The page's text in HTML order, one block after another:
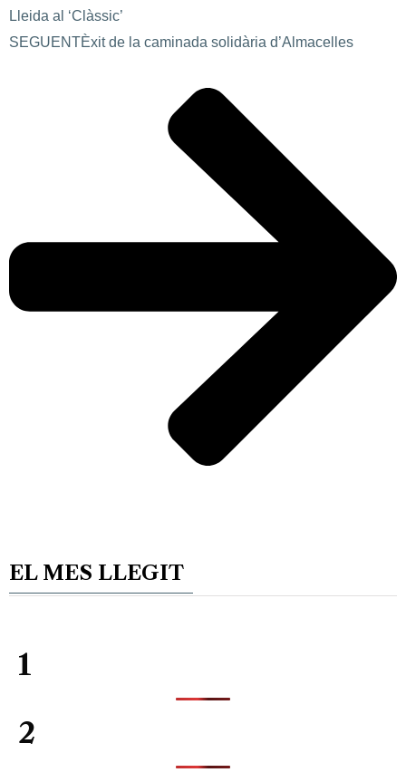
Lleida al ‘Clàssic’
SEGUENTÈxit de la caminada solidària d’Almacelles
EL MES LLEGIT
1
2